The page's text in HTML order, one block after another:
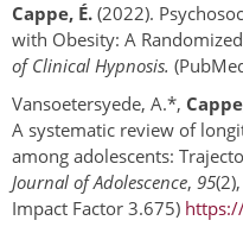
Cappe, É. (2022).
with Obesity: A
of Clinical Hypnosis.
Vansoetersyede, A.*,
A systematic review of
among adolescents:
Journal of Adolescence, 95
Impact Factor 3.675)